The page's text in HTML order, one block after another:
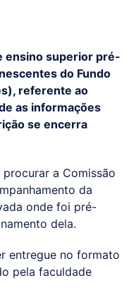
ensino superior pré-
do Fundo
referente ao
as informações
se encerra
a Comissão
da
onde foi pré-
dela.
entregue no formato
pela faculdade